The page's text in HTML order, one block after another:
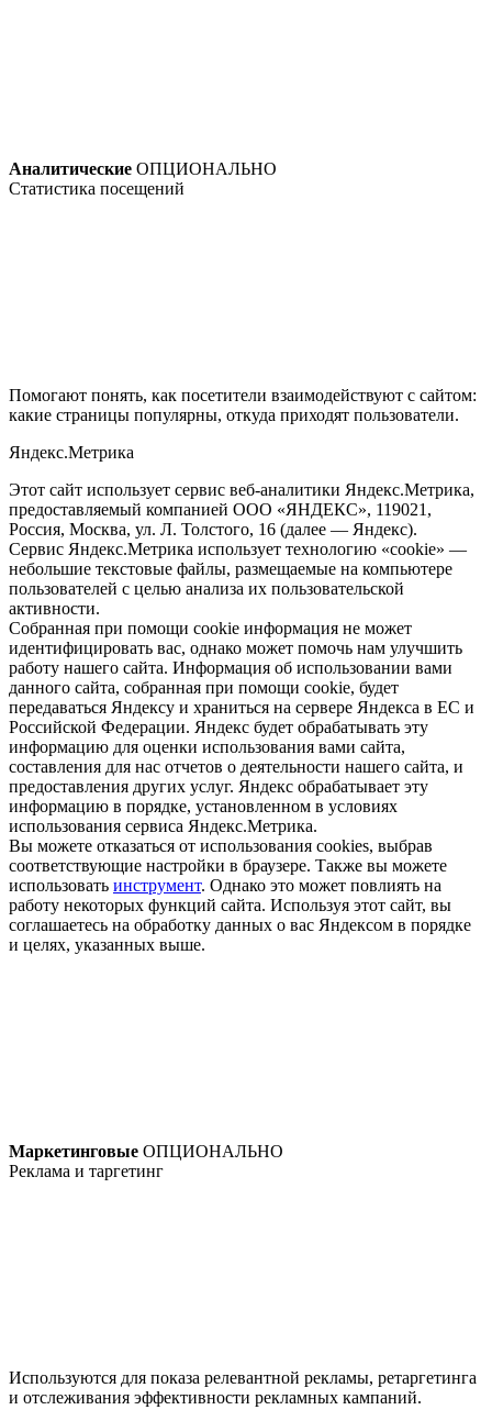
Аналитические ОПЦИОНАЛЬНО
Статистика посещений
Помогают понять, как посетители взаимодействуют с сайтом:
какие страницы популярны, откуда приходят пользователи.
Яндекс.Метрика
Этот сайт использует сервис веб-аналитики Яндекс.Метрика,
предоставляемый компанией ООО «ЯНДЕКС», 119021,
Россия, Москва, ул. Л. Толстого, 16 (далее — Яндекс).
Сервис Яндекс.Метрика использует технологию «cookie» —
небольшие текстовые файлы, размещаемые на компьютере
пользователей с целью анализа их пользовательской
активности.
Собранная при помощи cookie информация не может
идентифицировать вас, однако может помочь нам улучшить
работу нашего сайта. Информация об использовании вами
данного сайта, собранная при помощи cookie, будет
передаваться Яндексу и храниться на сервере Яндекса в ЕС и
Российской Федерации. Яндекс будет обрабатывать эту
информацию для оценки использования вами сайта,
составления для нас отчетов о деятельности нашего сайта, и
предоставления других услуг. Яндекс обрабатывает эту
информацию в порядке, установленном в условиях
использования сервиса Яндекс.Метрика.
Вы можете отказаться от использования cookies, выбрав
соответствующие настройки в браузере. Также вы можете
использовать инструмент. Однако это может повлиять на
работу некоторых функций сайта. Используя этот сайт, вы
соглашаетесь на обработку данных о вас Яндексом в порядке
и целях, указанных выше.
Маркетинговые ОПЦИОНАЛЬНО
Реклама и таргетинг
Используются для показа релевантной рекламы, ретаргетинга
и отслеживания эффективности рекламных кампаний.